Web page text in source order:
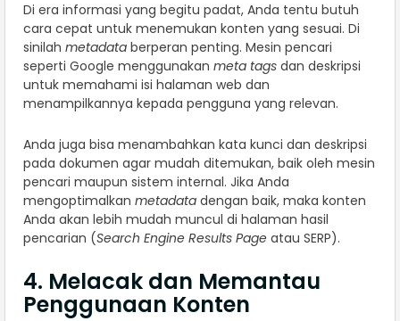
Di era informasi yang begitu padat, Anda tentu butuh
cara cepat untuk menemukan konten yang sesuai. Di
sinilah metadata berperan penting. Mesin pencari
seperti Google menggunakan meta tags dan deskripsi
untuk memahami isi halaman web dan
menampilkannya kepada pengguna yang relevan.
Anda juga bisa menambahkan kata kunci dan deskripsi
pada dokumen agar mudah ditemukan, baik oleh mesin
pencari maupun sistem internal. Jika Anda
mengoptimalkan metadata dengan baik, maka konten
Anda akan lebih mudah muncul di halaman hasil
pencarian (Search Engine Results Page atau SERP).
4. Melacak dan Memantau
Penggunaan Konten